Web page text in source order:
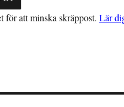
för att minska skräppost. Lär